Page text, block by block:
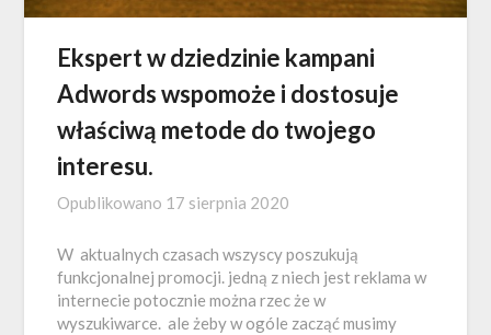
Ekspert w dziedzinie kampani
Adwords wspomoże i dostosuje
właściwą metode do twojego
interesu.
Opublikowano 17 sierpnia 2020
W aktualnych czasach wszyscy poszukują
funkcjonalnej promocji. jedną z niech jest reklama w
internecie potocznie można rzec że w
wyszukiwarce. ale żeby w ogóle zacząć musimy